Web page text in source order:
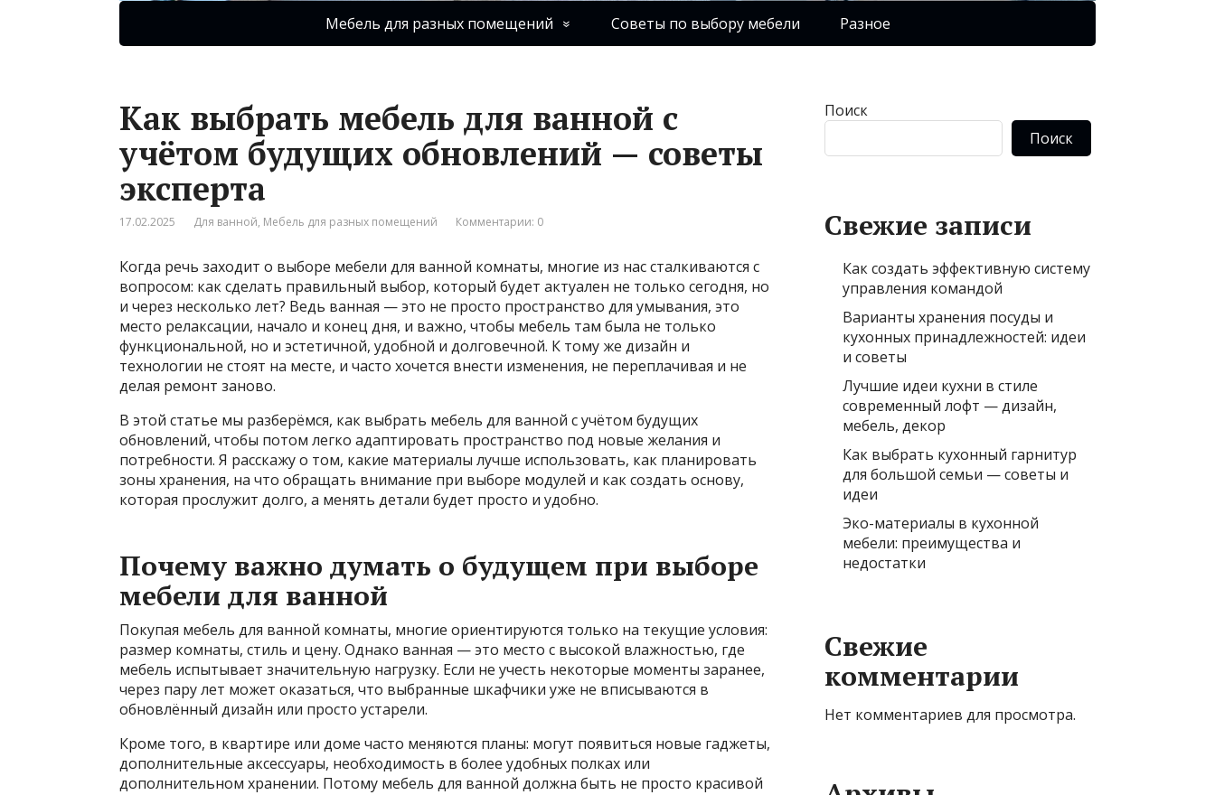
Мебель для разных помещений Советы по выбору мебели Разное
Как выбрать мебель для ванной с
учётом будущих обновлений — советы
эксперта
17.02.2025 Для ванной, Мебель для разных помещений Комментарии: 0
Когда речь заходит о выборе мебели для ванной комнаты, многие из нас сталкиваются с
вопросом: как сделать правильный выбор, который будет актуален не только сегодня, но
и через несколько лет? Ведь ванная — это не просто пространство для умывания, это
место релаксации, начало и конец дня, и важно, чтобы мебель там была не только
функциональной, но и эстетичной, удобной и долговечной. К тому же дизайн и
технологии не стоят на месте, и часто хочется внести изменения, не переплачивая и не
делая ремонт заново.
В этой статье мы разберёмся, как выбрать мебель для ванной с учётом будущих
обновлений, чтобы потом легко адаптировать пространство под новые желания и
потребности. Я расскажу о том, какие материалы лучше использовать, как планировать
зоны хранения, на что обращать внимание при выборе модулей и как создать основу,
которая прослужит долго, а менять детали будет просто и удобно.
Почему важно думать о будущем при выборе
мебели для ванной
Покупая мебель для ванной комнаты, многие ориентируются только на текущие условия:
размер комнаты, стиль и цену. Однако ванная — это место с высокой влажностью, где
мебель испытывает значительную нагрузку. Если не учесть некоторые моменты заранее,
через пару лет может оказаться, что выбранные шкафчики уже не вписываются в
обновлённый дизайн или просто устарели.
Кроме того, в квартире или доме часто меняются планы: могут появиться новые гаджеты,
дополнительные аксессуары, необходимость в более удобных полках или
дополнительном хранении. Потому мебель для ванной должна быть не просто красивой
Поиск
Поиск
Свежие записи
Как создать эффективную систему
управления командой
Варианты хранения посуды и
кухонных принадлежностей: идеи
и советы
Лучшие идеи кухни в стиле
современный лофт — дизайн,
мебель, декор
Как выбрать кухонный гарнитур
для большой семьи — советы и
идеи
Эко-материалы в кухонной
мебели: преимущества и
недостатки
Свежие
комментарии
Нет комментариев для просмотра.